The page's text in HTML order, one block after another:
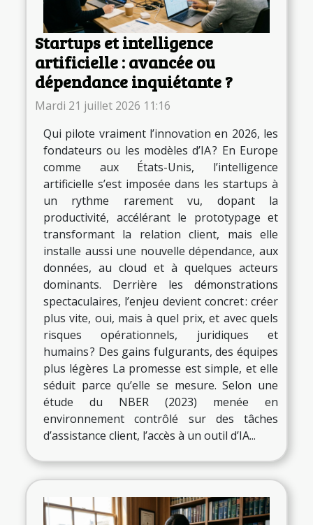
Startups et intelligence
artificielle : avancée ou
dépendance inquiétante ?
Mardi 21 juillet 2026 11:16
Qui pilote vraiment l’innovation en 2026, les
fondateurs ou les modèles d’IA ? En Europe
comme aux États-Unis, l’intelligence
artificielle s’est imposée dans les startups à
un rythme rarement vu, dopant la
productivité, accélérant le prototypage et
transformant la relation client, mais elle
installe aussi une nouvelle dépendance, aux
données, au cloud et à quelques acteurs
dominants. Derrière les démonstrations
spectaculaires, l’enjeu devient concret : créer
plus vite, oui, mais à quel prix, et avec quels
risques opérationnels, juridiques et
humains ? Des gains fulgurants, des équipes
plus légères La promesse est simple, et elle
séduit parce qu’elle se mesure. Selon une
étude du NBER (2023) menée en
environnement contrôlé sur des tâches
d’assistance client, l’accès à un outil d’IA...